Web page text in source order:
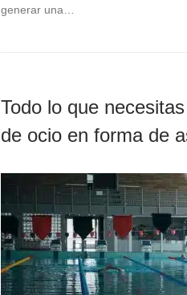
generar una…
Todo lo que
de ocio en forma de